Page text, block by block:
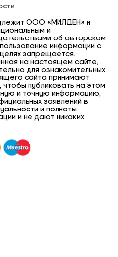
ООО «МИЛДЕН» и
и
об авторском
информации с
запрещается.
на настоящем сайте,
для ознакомительных
сайта принимают
публиковать на этом
и точную информацию,
заявлений в
и полноты
и не дают никаких